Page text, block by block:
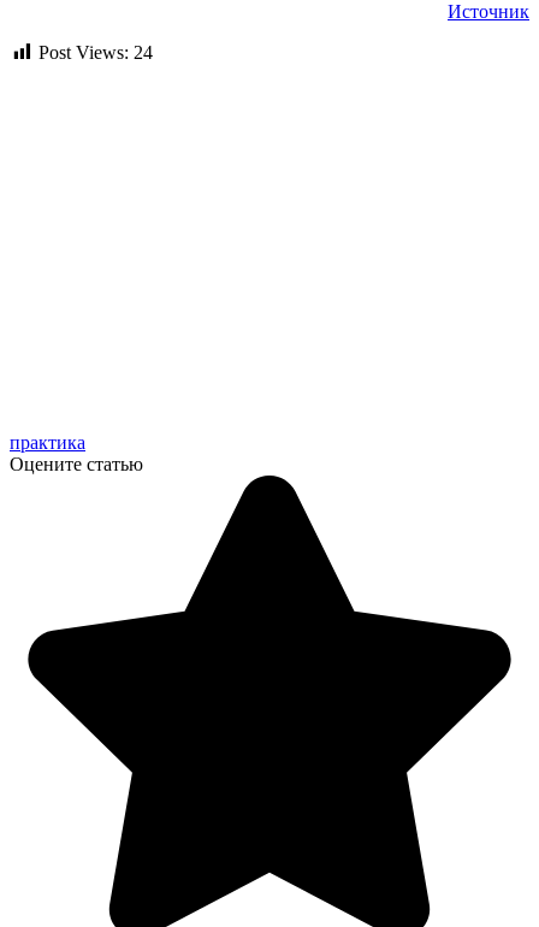
Источник
Post Views: 24
практика
Оцените статью